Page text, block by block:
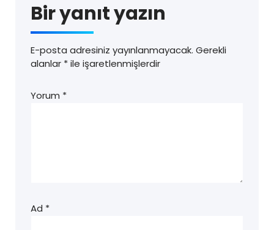
Bir yanıt yazın
E-posta adresiniz yayınlanmayacak. Gerekli
alanlar *ile işaretlenmişlerdir
Yorum *
Ad *